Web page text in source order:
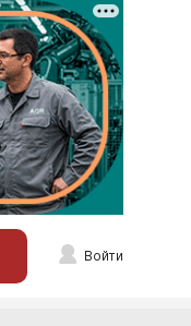
Войти